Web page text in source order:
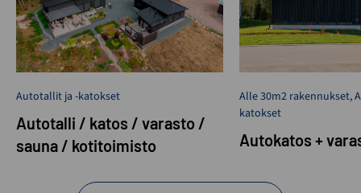
Autotallit ja -katokset
Autotalli / katos / varasto /
sauna / kotitoimisto
Alle 30m2 rakennukset,
katokset
Autokatos +